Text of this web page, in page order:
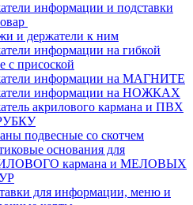
информации и подставки
и держатели к ним
информации на гибкой
с присоской
информации на МАГНИТЕ
информации на НОЖКАХ
акрилового кармана и ПВХ
подвесные со скотчем
основания для
кармана и МЕЛОВЫХ
для информации, меню и